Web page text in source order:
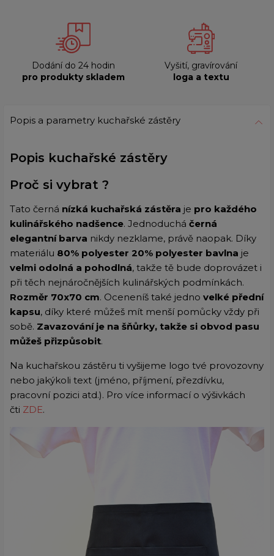
Dodání do 24 hodin
pro produkty skladem
Vyšití, gravírování
loga a textu
Popis a parametry kuchařské zástěry
Popis kuchařské zástěry
Proč si vybrat ?
Tato černá nízká kuchařská zástěra je pro každého
kulinářského nadšence. Jednoduchá černá
elegantní barva nikdy nezklame, právě naopak. Díky
materiálu 80% polyester 20% polyester bavlna je
velmi odolná a pohodlná, takže tě bude doprovázet i
při těch nejnáročnějších kulinářských podmínkách.
Rozměr 70x70 cm. Oceneníš také jedno velké přední
kapsu, díky které můžeš mít menší pomůcky vždy při
sobě. Zavazování je na šňůrky, takže si obvod pasu
můžeš přizpůsobit.
Na kuchařskou zástěru ti vyšijeme logo tvé provozovny
nebo jakýkoli text (jméno, příjmení, přezdívku,
pracovní pozici atd.). Pro více informací o výšivkách
čti ZDE.